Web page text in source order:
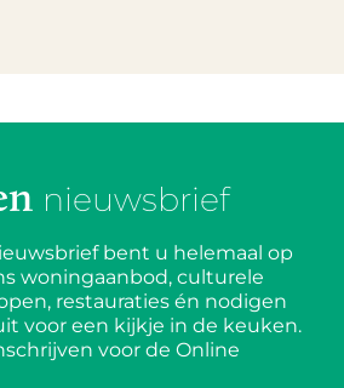
nieuwsbrief
bent u helemaal op
woningaanbod, culturele
restauraties én nodigen
voor een kijkje in de keuken.
voor de Online